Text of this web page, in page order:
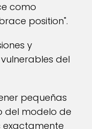
como
position".
y
del
pequeñas
del modelo de
exactamente